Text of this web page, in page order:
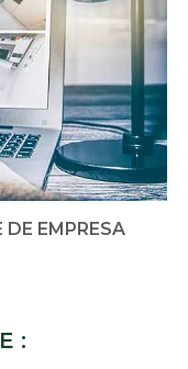
EMPRESA
: